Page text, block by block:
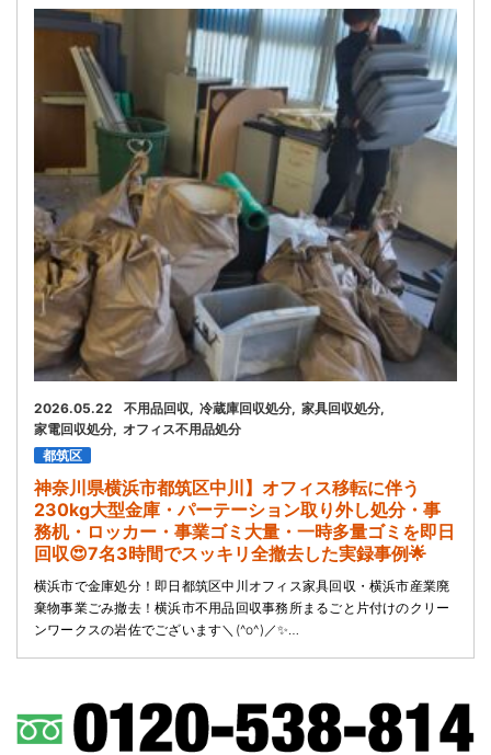
お客様の声
お問い合わせ
会社概要
キャンペーン
WEB割引券プレゼント！
2026.05.22 不用品回収 冷蔵庫回収処分 家具回収処分
家電回収処分
オフィス不用品処分
都筑区
神奈川県横浜市都筑区中川】オフィス移転に伴う
230kg大型金庫・パーテーション取り外し処分・事
務机・ロッカー・事業ゴミ大量・一時多量ゴミを即日
回収😍7名3時間でスッキリ全撤去した実録事例🌟
横浜市で金庫処分！即日都筑区中川オフィス家具回収・横浜市産業廃
棄物事業ごみ撤去！横浜市不用品回収事務所まるごと片付けのクリー
ンワークスの岩佐でございます＼(^o^)／✨…